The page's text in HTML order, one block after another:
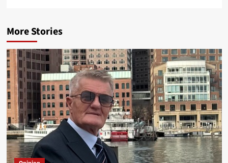
More Stories